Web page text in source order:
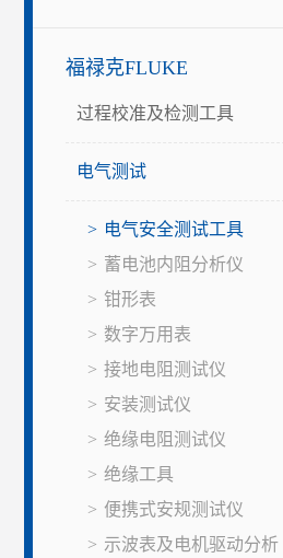
福禄克FLUKE
过程校准及检测工具
电气测试
电气安全测试工具
蓄电池内阻分析仪
钳形表
数字万用表
接地电阻测试仪
安装测试仪
绝缘电阻测试仪
绝缘工具
便携式安规测试仪
示波表及电机驱动分析